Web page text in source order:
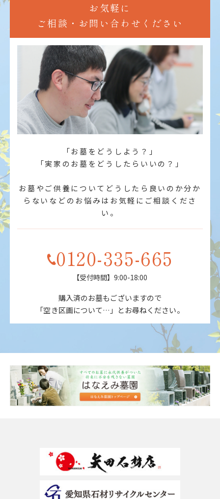
お気軽に
ご相談・お問い合わせください
「お墓をどうしよう？」
「実家のお墓をどうしたらいいの？」
お墓やご供養についてどうしたら良いのか分か
らないなどのお悩みはお気軽にご相談くださ
い。
0120-335-665
【受付時間】9:00-18:00
購入済のお墓もございますので
「空き区画について…」とお尋ねください。